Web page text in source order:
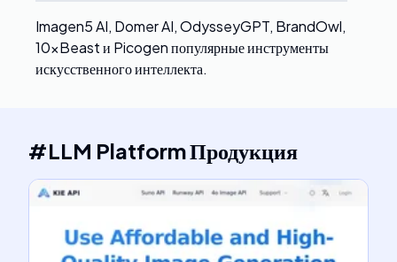
Imagen5 AI, Domer AI, OdysseyGPT, BrandOwl,
10xBeast и Picogenпопулярные инструменты
искусственного интеллекта.
#LLM PlatformПродукция